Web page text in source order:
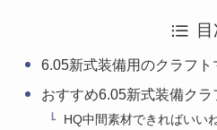
6.05新式装備用のクラフト
おすすめ6.05新式装備クラ
HQ中間素材できればいい